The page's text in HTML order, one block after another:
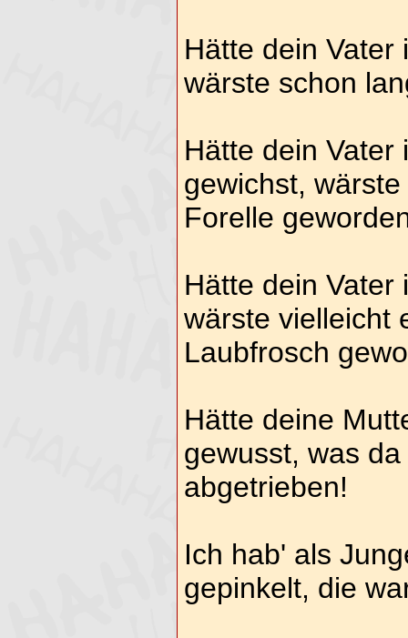
Hätte dein Vater
wärste schon
Hätte dein Vater
gewichst,
Forelle
Hätte dein Vater
wärste vielleicht
Laubfrosch
Hätte deine
gewusst, was
abgetrieben!
Ich hab' als
gepinkelt, die